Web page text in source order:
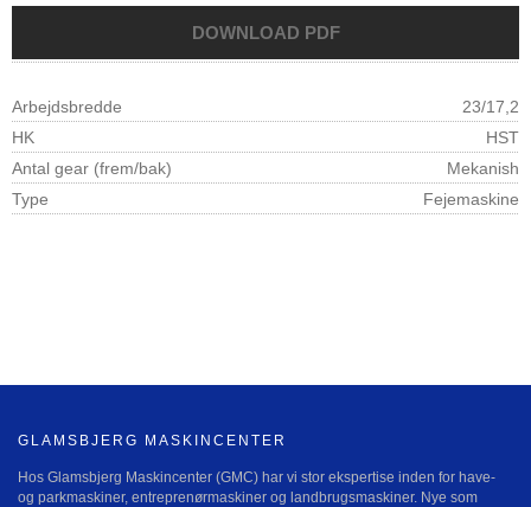
Arbejdsbredde
23/17,2
HK
HST
Antal gear (frem/bak)
Mekanish
Type
Fejemaskine
GLAMSBJERG MASKINCENTER
Hos Glamsbjerg Maskincenter (GMC) har vi stor ekspertise inden for have-
og parkmaskiner, entreprenørmaskiner og landbrugsmaskiner. Nye som